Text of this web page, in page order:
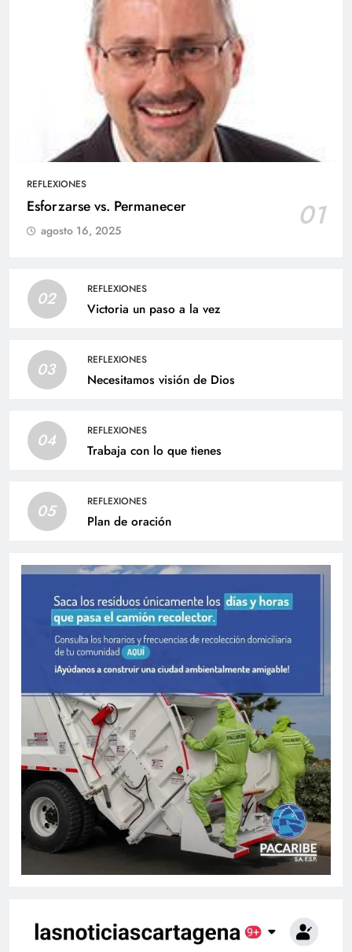
REFLEXIONES
Esforzarse vs. Permanecer 01
agosto 16, 2025
02 REFLEXIONES
Victoria un paso a la vez
03 REFLEXIONES
Necesitamos visión de Dios
04 REFLEXIONES
Trabaja con lo que tienes
05 REFLEXIONES
Plan de oración